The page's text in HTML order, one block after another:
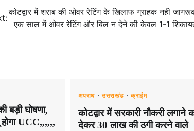
कोटद्वार में शराब की ओवर रेटिंग के खिलाफ ग्राहक नही
एक साल में ओवर रेटिंग और बिल न देने की केवल 1-1 शिकायत
बड़ी घोषणा,
UCC,,,,,,
अपराध उत्तराखंड क्राईम
कोटद्वार में सरकारी नौकरी लगाने
देकर 30 लाख की ठगी करने वाले